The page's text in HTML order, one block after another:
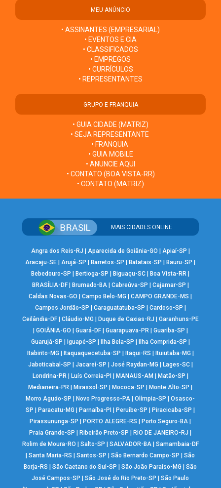
MEU ANÚNCIO
• ASSINANTES (EMPRESARIAL)
• EVENTOS E CIA
• CLASSIFICADOS
• EMPREGOS
• CURRÍCULOS
• REPRESENTANTES
GRUPO E FRANQUIA
• GUIA CIDADE (MATRIZ)
• SEJA REPRESENTANTE
• FRANQUIA
• GUIA MOBILE
• ANUNCIE AQUI
• CONTATO (BOA VISTA-RR)
• CONTATO (MATRIZ)
MAIS CIDADES ONLINE
Angra dos Reis-RJ Aparecida de Goiânia-GO Apiaí-SP
Aracaju-SE |Arujá-SP Barretos-SP Batatais-SP Bauru-SP
Bebedouro-SP
Bertioga-SP Biguaçu-SC Boa Vista-RR
BRASÍLIA-DF| Brumado-BA| Cabreúva-SP Cajamar-SP
Caldas Novas-GO
|Campo Belo-MG |CAMPO GRANDE-MS
Campos Jordão-SP
Caraguatatuba-SP Cardoso-SP
Ceilândia-DF| Cláudio-MG Duque de Caxias-RJ
Garanhuns-PE
GOIÂNIA-GO Guará-DF| Guarapuava-PR| Guariba-SP
Guarujá-SP
Iguapé-SP Ilha Bela-SP Ilha Comprida-SP
Itabirito-MG
Itaquaquecetuba-SP Itaqui-RS Ituiutaba-MG
Jaboticabal-SP
Jacareí-SP José Raydan-MG Lages-SC|
Londrina-PR| Luís Correia-PI MANAUS-AM Matão-SP
Medianeira-PR
Mirassol-SP Mococa-SP Monte Alto-SP
Morro Agudo-SP
Novo Progresso-PA |Olímpia-SP |Osasco-
SP
Paracatu-MG Parnaíba-PI Peruíbe-SP Piracicaba-SP
Pirassununga-SP
PORTO ALEGRE-RS Porto Seguro-BA
Praia Grande-SP
Ribeirão Preto-SP RIO DE JANEIRO-RJ
Rolim de Moura-RO
Salto-SP SALVADOR-BA| Samambaia-DF
|Santa Maria-RS |Santos-SP |São Bernardo Campo-SP |São
Borja-RS
|São Caetano do Sul-SP |São João Paraíso-MG |São
José Campos-SP
|São José do Rio Preto-SP |São Paulo